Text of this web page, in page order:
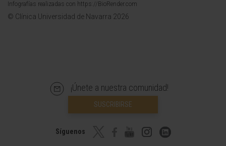
Infografías realizadas con https://BioRender.com
© Clínica Universidad de Navarra 2026
¡Únete a nuestra comunidad!
SUSCRIBIRSE
Síguenos